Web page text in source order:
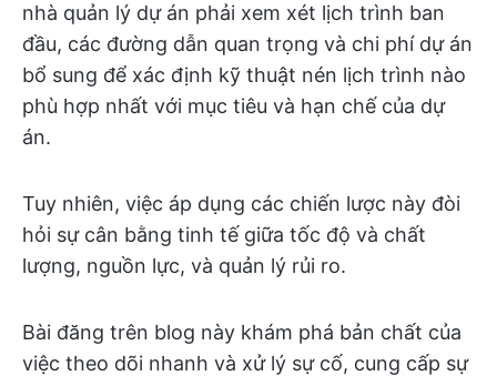
nhà quản lý dự án phải xem xét lịch trình ban
đầu, các đường dẫn quan trọng và chi phí dự án
bổ sung để xác định kỹ thuật nén lịch trình nào
phù hợp nhất với mục tiêu và hạn chế của dự
án.
Tuy nhiên, việc áp dụng các chiến lược này đòi
hỏi sự cân bằng tinh tế giữa tốc độ và chất
lượng, nguồn lực, và quản lý rủi ro.
Bài đăng trên blog này khám phá bản chất của
việc theo dõi nhanh và xử lý sự cố, cung cấp sự